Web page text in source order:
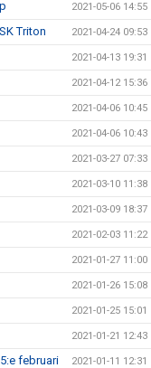
2021-05-06 14:55
Triton 2021-04-24 09:53
2021-04-13 19:31
2021-04-12 15:36
2021-04-06 10:45
2021-04-06 10:43
2021-03-27 07:33
2021-03-10 11:38
2021-03-09 18:37
2021-02-03 11:22
2021-01-27 11:00
2021-01-26 15:08
2021-01-25 15:01
2021-01-21 12:43
februari 2021-01-11 12:31